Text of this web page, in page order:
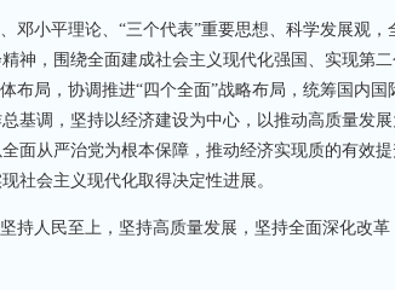
小平理论、“三个代表”重要思想、科学发展观，
神，围绕全面建成社会主义现代化强国、实现第二
布局，协调推进“四个全面”战略布局，统筹国内国
基调，坚持以经济建设为中心，以推动高质量发展
面从严治党为根本保障，推动经济实现质的有效
社会主义现代化取得决定性进展。
人民至上，坚持高质量发展，坚持全面深化改革